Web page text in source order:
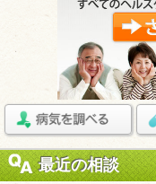
最近の相談